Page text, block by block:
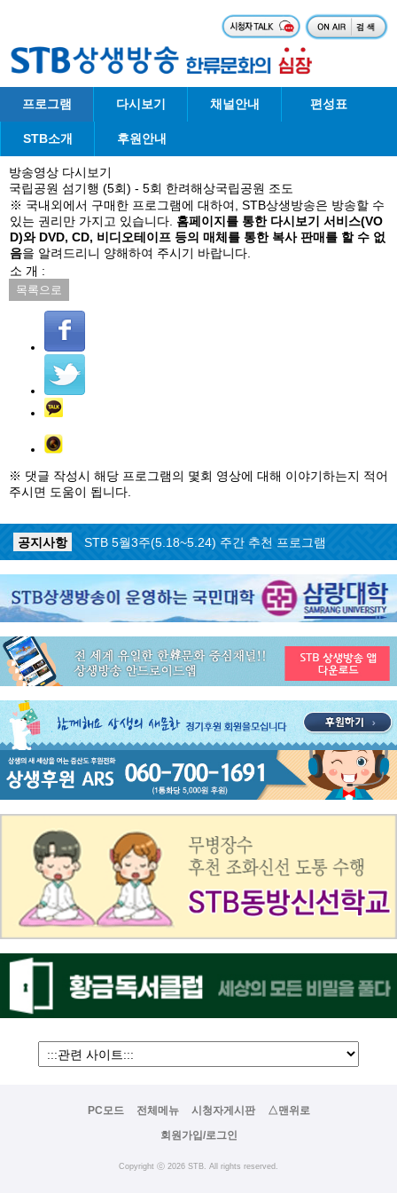
프로그램 다시보기 채널안내 편성표
STB소개 후원안내
방송영상 다시보기
국립공원 섬기행 (5회) - 5회 한려해상국립공원 조도
※ 국내외에서 구매한 프로그램에 대하여, STB상생방송은 방송할 수
있는 권리만 가지고 있습니다. 홈페이지를 통한 다시보기 서비스(VO
D)와 DVD, CD, 비디오테이프 등의 매체를 통한 복사 판매를 할 수 없
음을 알려드리니 양해하여 주시기 바랍니다.
소 개 :
목록으로
※ 댓글 작성시 해당 프로그램의 몇회 영상에 대해 이야기하는지 적어
주시면 도움이 됩니다.
공지사항 ON AIR 서비스 장애 복구 안내
공지사항
STB 5월4주(5.25~5.31) 주간 추천 프로그램
공지사항
STB 5월3주(5.18~5.24) 주간 추천 프로그램
공지사항
STB 4월마지막주(4.27~5.3) 주간 추천 프로그램
STB 4월4주(4.20~4.26) 주간 추천 프로그램
공지사항
STB 4월2주(4.6~4.12) 주간 추천 프로그램
공지사항
STB 4월1주(3.30~4.5) 주간 추천 프로그램
공지사항
STB 3월4주(3.23~3.29) 주간 추천 프로그램
PC모드 전체메뉴 시청자게시판
△맨위로
회원가입/로그인
Copyright ⓒ 2026 STB. All rights reserved.